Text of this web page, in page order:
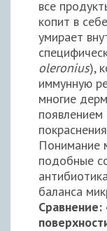
все
копит в
умирает
oleronius),
иммунную
многие
Понимание
подобные
баланса
Сравнение: